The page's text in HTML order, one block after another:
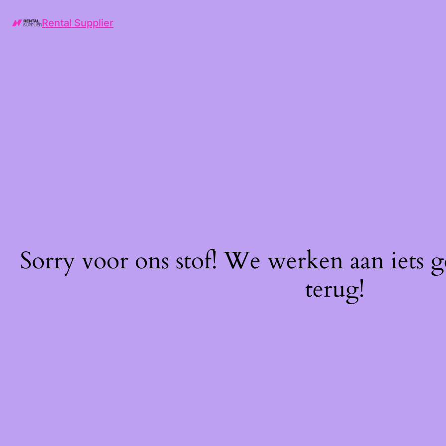
Rental Supplier
Sorry voor ons stof! We werken aan iets
terug!